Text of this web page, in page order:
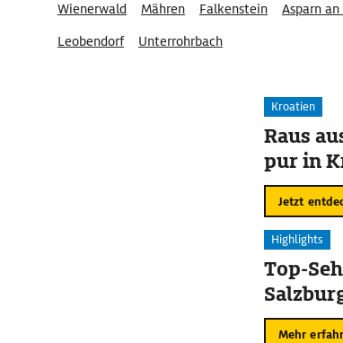
Wienerwald
Mähren Falkenstein Asparn
Leobendorf
Unterrohrbach
Kroatien
Raus
pur in
Jetzt
Highlights
Top-
Mehr